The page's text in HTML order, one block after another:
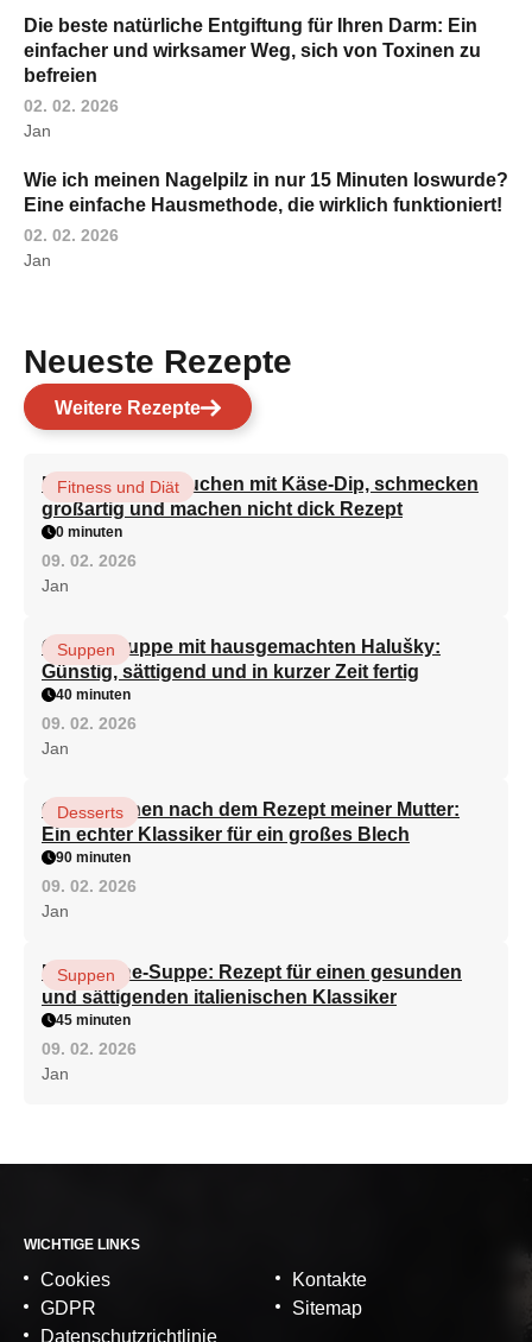
Die beste natürliche Entgiftung für Ihren Darm: Ein
einfacher und wirksamer Weg, sich von Toxinen zu
befreien
02. 02. 2026
Jan
Wie ich meinen Nagelpilz in nur 15 Minuten loswurde?
Eine einfache Hausmethode, die wirklich funktioniert!
02. 02. 2026
Jan
Neueste Rezepte
Weitere Rezepte
Brokkoli-Pfannkuchen mit Käse-Dip, schmecken
großartig und machen nicht dick Rezept
Fitness und Diät
0 minuten
09. 02. 2026
Jan
Gemüsesuppe mit hausgemachten Halušky:
Günstig, sättigend und in kurzer Zeit fertig
Suppen
40 minuten
09. 02. 2026
Jan
Quarkkuchen nach dem Rezept meiner Mutter:
Ein echter Klassiker für ein großes Blech
Desserts
90 minuten
09. 02. 2026
Jan
Minestrone-Suppe: Rezept für einen gesunden
und sättigenden italienischen Klassiker
Suppen
45 minuten
09. 02. 2026
Jan
WICHTIGE LINKS
Cookies
GDPR
Datenschutzrichtlinie
Kontakte
Sitemap